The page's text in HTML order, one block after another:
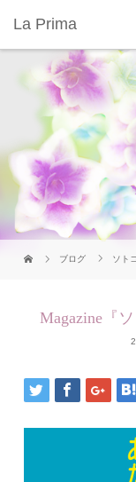
La Prima
ブログ ソト
Magazine『